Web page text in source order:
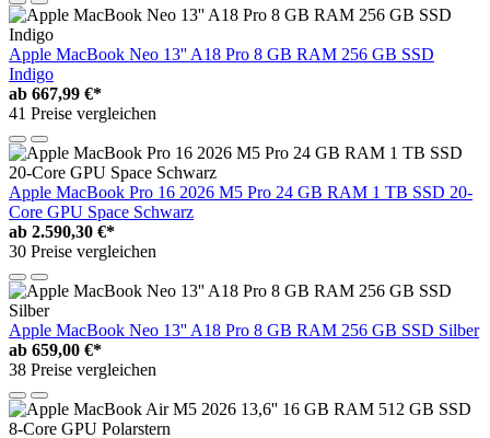
Apple MacBook Neo 13'' A18 Pro 8 GB RAM 256 GB SSD
Indigo
ab 667,99 €*
41 Preise vergleichen
Apple MacBook Pro 16 2026 M5 Pro 24 GB RAM 1 TB SSD 20-
Core GPU Space Schwarz
ab 2.590,30 €*
30 Preise vergleichen
Apple MacBook Neo 13'' A18 Pro 8 GB RAM 256 GB SSD Silber
ab 659,00 €*
38 Preise vergleichen